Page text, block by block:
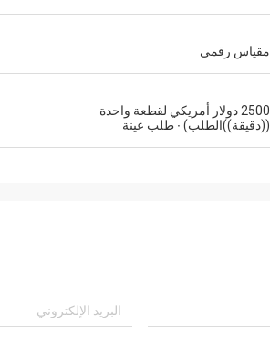
مقياس رقمي
2500 دولار أمريكي لقطعة واحدة
((دقيقة))الطلب) ∙ طلب عينة